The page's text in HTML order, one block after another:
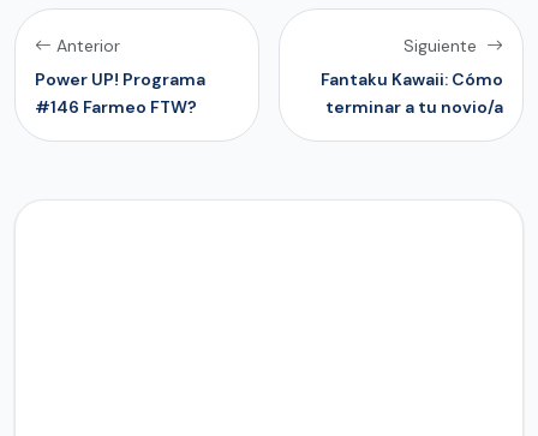
Anterior
Power UP! Programa
#146 Farmeo FTW?
Siguiente
Fantaku Kawaii: Cómo
terminar a tu novio/a